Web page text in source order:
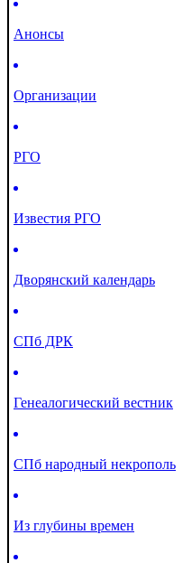
Анонсы
Организации
РГО
Известия РГО
Дворянский календарь
СПб ДРК
Генеалогический вестник
СПб народный некрополь
Из глубины времен